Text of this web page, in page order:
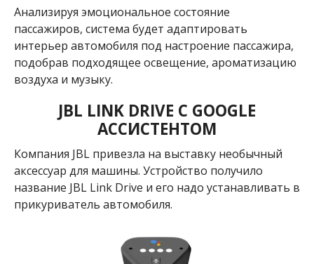
Анализируя эмоциональное состояние
пассажиров, система будет адаптировать
интерьер автомобиля под настроение пассажира,
подобрав подходящее освещение, ароматизацию
воздуха и музыку.
JBL LINK DRIVE С GOOGLE
АССИСТЕНТОМ
Компания JBL привезла на выставку необычный
аксессуар для машины. Устройство получило
название JBL Link Drive и его надо устанавливать в
прикуриватель автомобиля.